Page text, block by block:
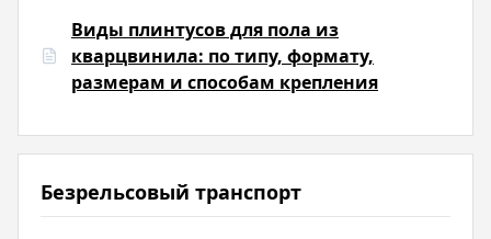
Виды плинтусов для пола из
кварцвинила: по типу, формату,
размерам и способам крепления
Безрельсовый транспорт